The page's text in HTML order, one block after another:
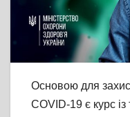
Основою для
COVID-19 є курс